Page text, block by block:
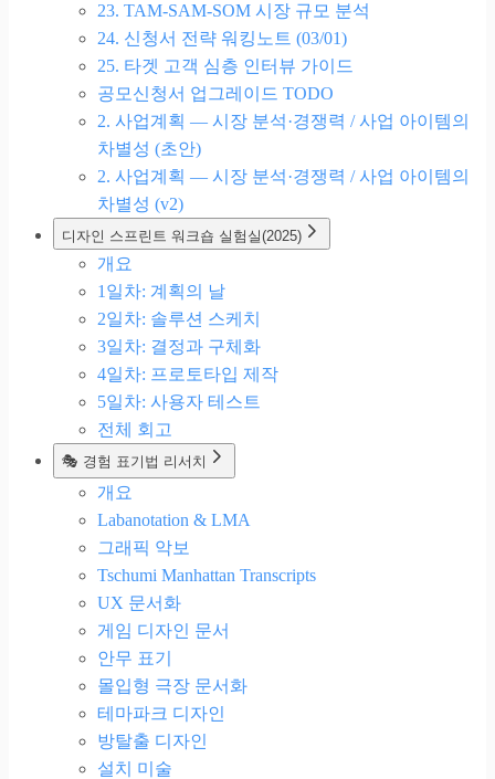
23. TAM-SAM-SOM 시장 규모 분석
24. 신청서 전략 워킹노트 (03/01)
25. 타겟 고객 심층 인터뷰 가이드
공모신청서 업그레이드 TODO
2. 사업계획 — 시장 분석·경쟁력 / 사업 아이템의
차별성 (초안)
2. 사업계획 — 시장 분석·경쟁력 / 사업 아이템의
차별성 (v2)
디자인 스프린트 워크숍 실험실(2025)
개요
1일차: 계획의 날
2일차: 솔루션 스케치
3일차: 결정과 구체화
4일차: 프로토타입 제작
5일차: 사용자 테스트
전체 회고
🎭 경험 표기법 리서치
개요
Labanotation & LMA
그래픽 악보
Tschumi Manhattan Transcripts
UX 문서화
게임 디자인 문서
안무 표기
몰입형 극장 문서화
테마파크 디자인
방탈출 디자인
설치 미술